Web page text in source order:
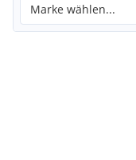
Marke wählen...